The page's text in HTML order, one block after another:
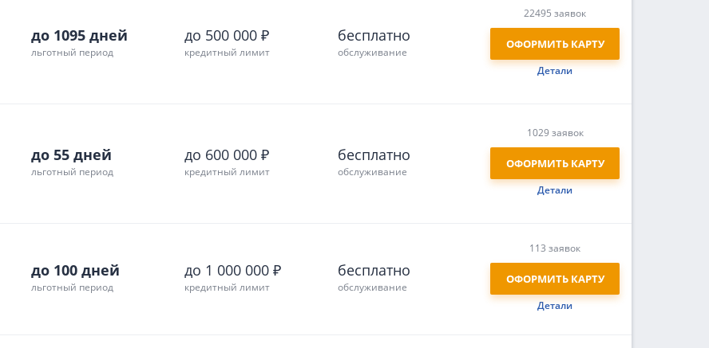
до 1095 дней
льготный период
до 500 000 ₽
кредитный лимит
бесплатно
обслуживание
22495 заявок
ОФОРМИТЬ КАРТУ
Детали
до 55 дней
льготный период
до 600 000 ₽
кредитный лимит
бесплатно
обслуживание
1029 заявок
ОФОРМИТЬ КАРТУ
Детали
до 100 дней
льготный период
до 1 000 000 ₽
кредитный лимит
бесплатно
обслуживание
113 заявок
ОФОРМИТЬ КАРТУ
Детали